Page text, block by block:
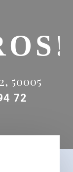
50005
72